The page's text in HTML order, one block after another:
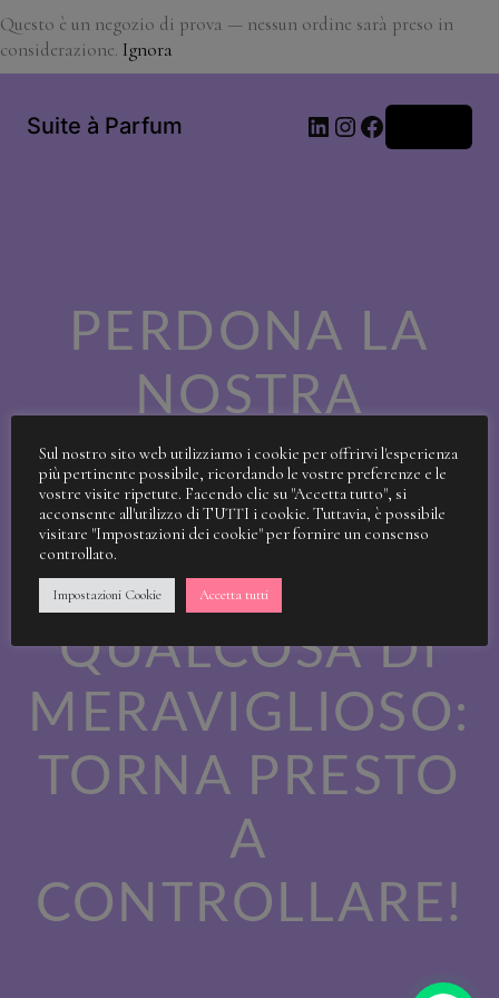
Questo è un negozio di prova — nessun ordine sarà preso in
considerazione. Ignora
Suite à Parfum LinkedIn
Instagram
Facebook
PERDONA LA
NOSTRA
SPORCIZIA!
STIAMO
LAVORANDO A
QUALCOSA DI
MERAVIGLIOSO:
TORNA PRESTO
A
CONTROLLARE!
Sul nostro sito web utilizziamo i cookie per offrirvi l'esperienza
più pertinente possibile, ricordando le vostre preferenze e le
vostre visite ripetute. Facendo clic su "Accetta tutto", si
acconsente all'utilizzo di TUTTI i cookie. Tuttavia, è possibile
visitare "Impostazioni dei cookie" per fornire un consenso
controllato.
Impostazioni Cookie Accetta tutti